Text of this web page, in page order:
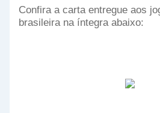
Confira a carta entregue aos
brasileira na íntegra abaixo: